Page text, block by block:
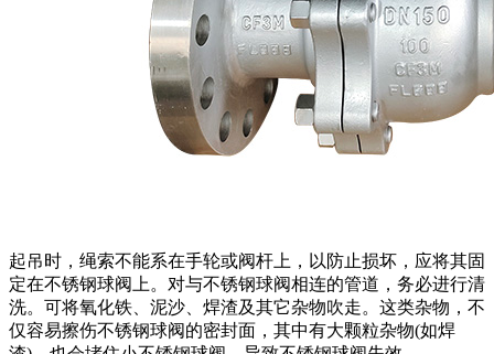
起吊时，绳索不能系在手轮或阀杆上，以防止损坏，应将其固
定在不锈钢球阀上。对与不锈钢球阀相连的管道，务必进行清
洗。可将氧化铁、泥沙、焊渣及其它杂物吹走。这类杂物，不
仅容易擦伤不锈钢球阀的密封面，其中有大颗粒杂物(如焊